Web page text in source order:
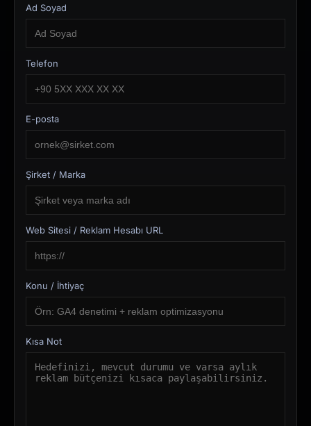
Ad Soyad
Telefon
E-posta
Şirket / Marka
Web Sitesi / Reklam Hesabı URL
Konu / İhtiyaç
Kısa Not